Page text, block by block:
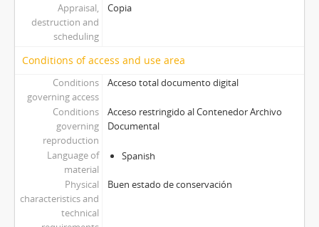
Appraisal,
destruction and
scheduling
Copia
Conditions of access and use area
Conditions
governing access
Acceso total documento digital
Conditions
governing
reproduction
Acceso restringido al Contenedor Archivo
Documental
Language of
material
Spanish
Physical
characteristics and
technical
Buen estado de conservación